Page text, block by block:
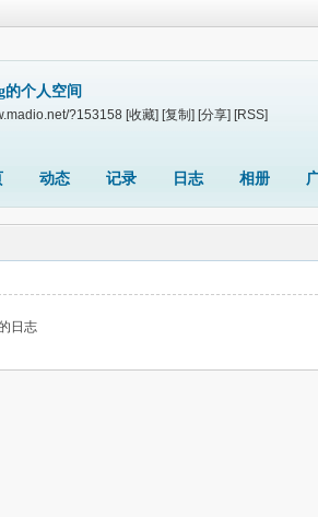
的个人空间
?153158 [收藏] [复制] [分享] [RSS]
动态 记录 日志 相册
日志